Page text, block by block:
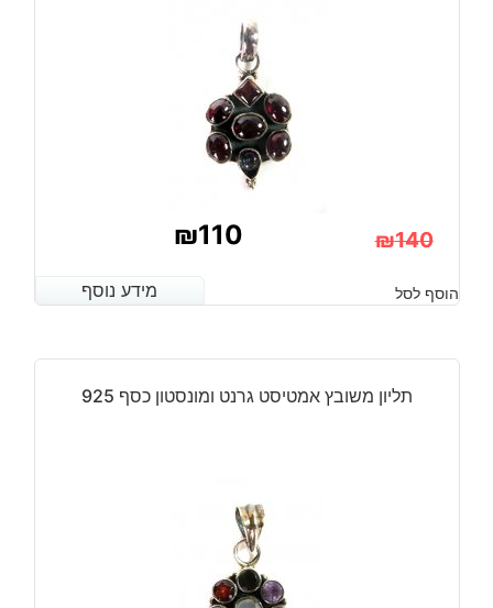
₪140
המקורי
היה:
₪140.
₪110
הנוכחי
הוא:
₪110.
מידע נוסף הוסף לסל מידע נוסף
תליון משובץ אמטיסט גרנט ומונסטון כסף 925